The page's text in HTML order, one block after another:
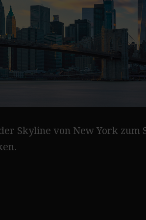
Skyline von New York zum